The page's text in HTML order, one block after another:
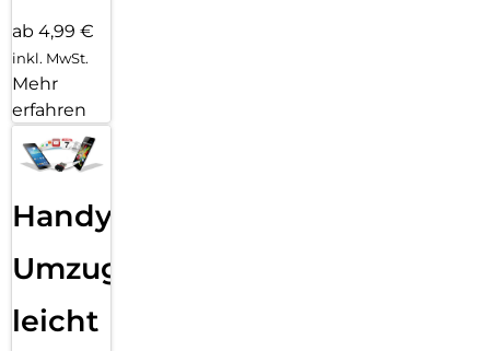
ab 4,99 €
inkl. MwSt.
Mehr
erfahren
Handy
Umzug
leicht